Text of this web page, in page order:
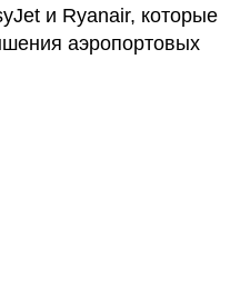
и Ryanair, которые
аэропортовых